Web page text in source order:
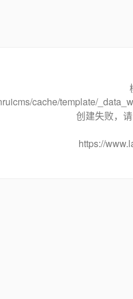
cache/template/
创建失败，
https://